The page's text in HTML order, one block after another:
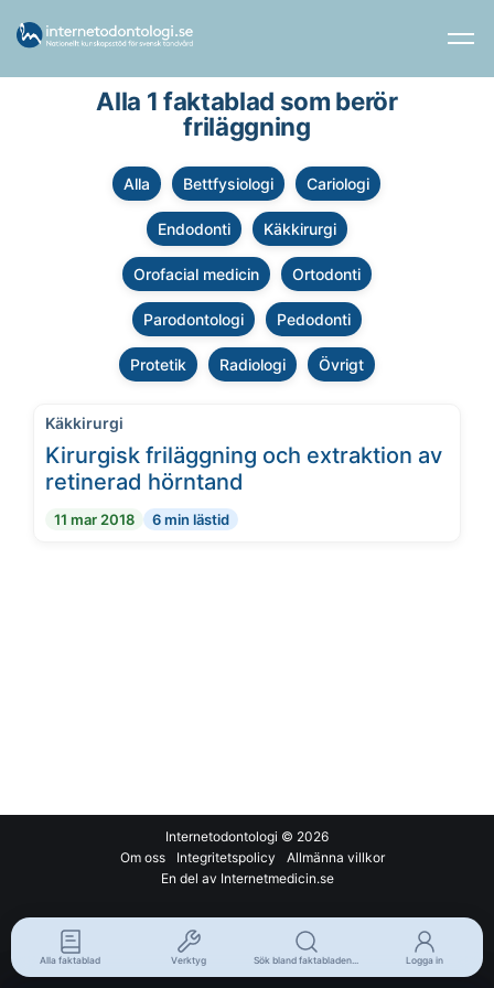
Alla 1 faktablad som berör
friläggning
Alla Bettfysiologi Cariologi
Endodonti Käkkirurgi
Orofacial medicin Ortodonti
Parodontologi Pedodonti
Protetik Radiologi Övrigt
Käkkirurgi
Kirurgisk friläggning och extraktion av
retinerad hörntand
11 mar 2018 6 min lästid
Internetodontologi © 2026
Om oss
Integritetspolicy
Allmänna villkor
En del av Internetmedicin.se
Alla faktablad Verktyg Sök bland faktabladen... Logga in